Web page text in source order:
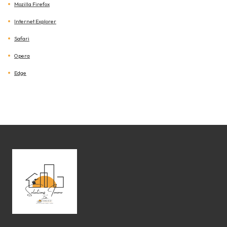
Mozilla Firefox
Internet Explorer
Safari
Opera
Edge